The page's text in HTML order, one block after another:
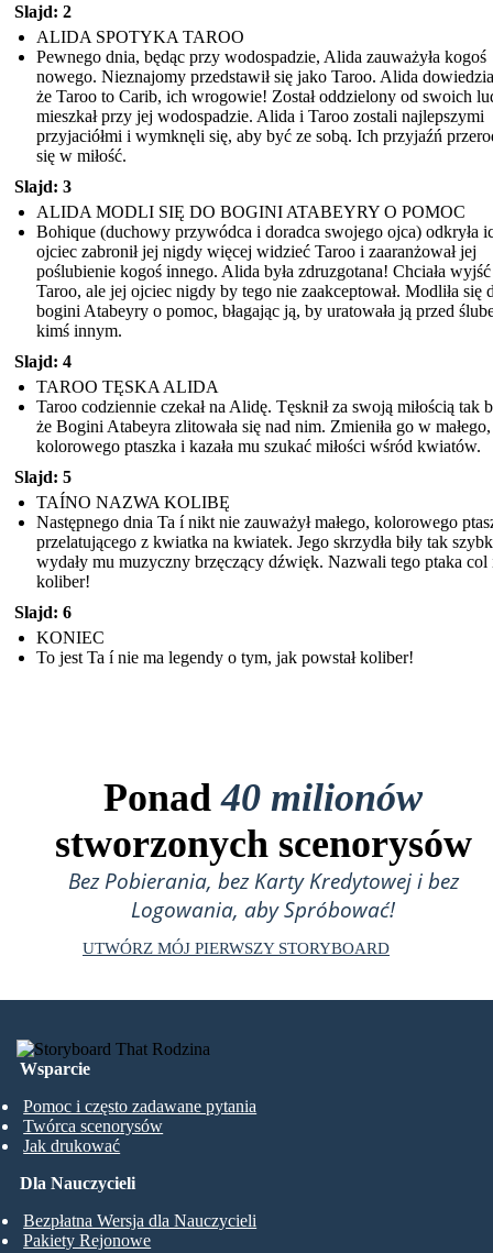
Slajd: 2
ALIDA SPOTYKA TAROO
Pewnego dnia, będąc przy wodospadzie, Alida zauważyła kogoś
nowego. Nieznajomy przedstawił się jako Taroo. Alida
że Taroo to Carib, ich wrogowie! Został oddzielony od swoich
mieszkał przy jej wodospadzie. Alida i Taroo zostali najlepszymi
przyjaciółmi i wymknęli się, aby być ze sobą. Ich przyjaźń
się w miłość.
Slajd: 3
ALIDA MODLI SIĘ DO BOGINI ATABEYRY O POMOC
Bohique (duchowy przywódca i doradca swojego ojca) odkryła
ojciec zabronił jej nigdy więcej widzieć Taroo i zaaranżował jej
poślubienie kogoś innego. Alida była zdruzgotana! Chciała
Taroo, ale jej ojciec nigdy by tego nie zaakceptował. Modliła się
bogini Atabeyry o pomoc, błagając ją, by uratowała ją przed
kimś innym.
Slajd: 4
TAROO TĘSKA ALIDA
Taroo codziennie czekał na Alidę. Tęsknił za swoją miłością tak
że Bogini Atabeyra zlitowała się nad nim. Zmieniła go w małego,
kolorowego ptaszka i kazała mu szukać miłości wśród kwiatów.
Slajd: 5
TAÍNO NAZWA KOLIBĘ
Następnego dnia Ta í nikt nie zauważył małego, kolorowego
przelatującego z kwiatka na kwiatek. Jego skrzydła biły tak
wydały mu muzyczny brzęczący dźwięk. Nazwali tego ptaka
koliber!
Slajd: 6
KONIEC
To jest Ta í nie ma legendy o tym, jak powstał koliber!
Ponad40 milionów
stworzonych scenorysów
Bez Pobierania, bez Karty Kredytowej i bez
Logowania, aby Spróbować!
UTWÓRZ MÓJ PIERWSZY STORYBOARD
Wsparcie
Pomoc i często zadawane pytania
Twórca scenorysów
Jak drukować
Dla Nauczycieli
Bezpłatna Wersja dla Nauczycieli
Pakiety Rejonowe